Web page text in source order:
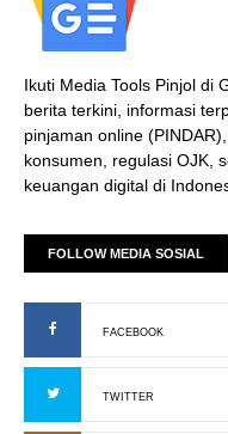
Ikuti Media Tools Pinjol di
berita terkini, informasi
pinjaman online
konsumen, regulasi OJK,
keuangan digital di
FOLLOW MEDIA SOSIAL
FACEBOOK
TWITTER